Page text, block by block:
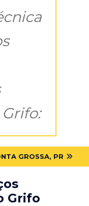
GROSSA, PR
Grifo